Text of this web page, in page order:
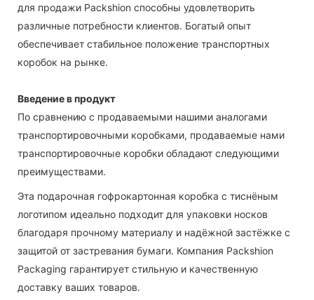
для продажи Packshion способны удовлетворить
различные потребности клиентов. Богатый опыт
обеспечивает стабильное положение транспортных
коробок на рынке.
Введение в продукт
По сравнению с продаваемыми нашими аналогами
транспортировочными коробками, продаваемые нами
транспортировочные коробки обладают следующими
преимуществами.
Эта подарочная гофрокартонная коробка с тиснёным
логотипом идеально подходит для упаковки носков
благодаря прочному материалу и надёжной застёжке с
защитой от застревания бумаги. Компания Packshion
Packaging гарантирует стильную и качественную
доставку ваших товаров.